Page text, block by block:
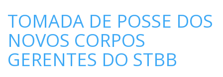
TOMADA DE POSSE DOS
NOVOS CORPOS
GERENTES DO STBB